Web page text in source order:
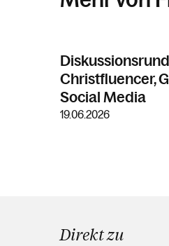
Christfluencer,
Social Media
19.06.2026
Direkt zu